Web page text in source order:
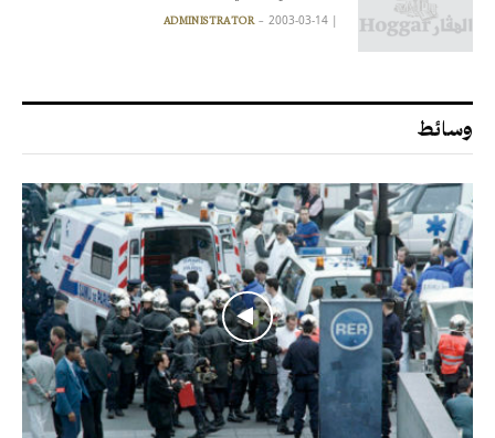
|
ADMINISTRATOR 2003-03-14
وسائط